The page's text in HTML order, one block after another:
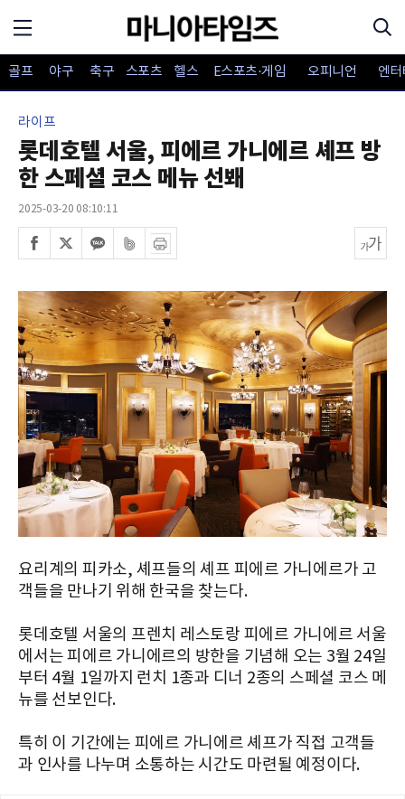
골프 야구 축구 스포츠 헬스 E스포츠·게임 오피니언 엔
라이프
롯데호텔 서울, 피에르 가니에르 셰프 방
한 스페셜 코스 메뉴 선봬
2025-03-20 08:10:11
요리계의 피카소, 셰프들의 셰프 피에르 가니에르가 고
객들을 만나기 위해 한국을 찾는다.
롯데호텔 서울의 프렌치 레스토랑 피에르 가니에르 서울
에서는 피에르 가니에르의 방한을 기념해 오는 3월 24일
부터 4월 1일까지 런치 1종과 디너 2종의 스페셜 코스 메
뉴를 선보인다.
특히 이 기간에는 피에르 가니에르 셰프가 직접 고객들
과 인사를 나누며 소통하는 시간도 마련될 예정이다.